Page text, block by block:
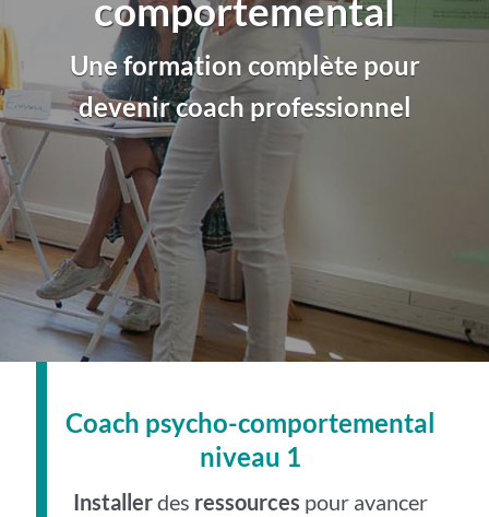
comportemental
Une formation complète pour
devenir coach professionnel
Coach psycho-comportemental
niveau 1
Installerdes ressources pour avancer